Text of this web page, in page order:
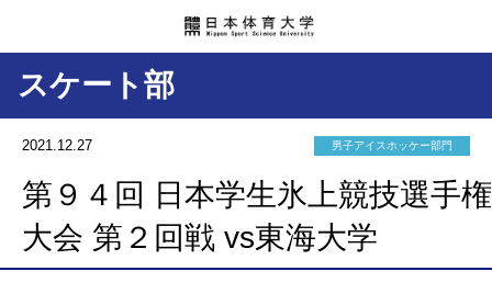
スケート部
2021.12.27 男子アイスホッケー部門
第９４回 日本学生氷上競技選手権
大会 第２回戦 vs東海大学